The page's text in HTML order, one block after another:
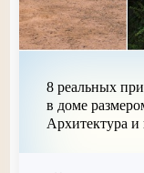
8 реальных
в доме
Архитектура и